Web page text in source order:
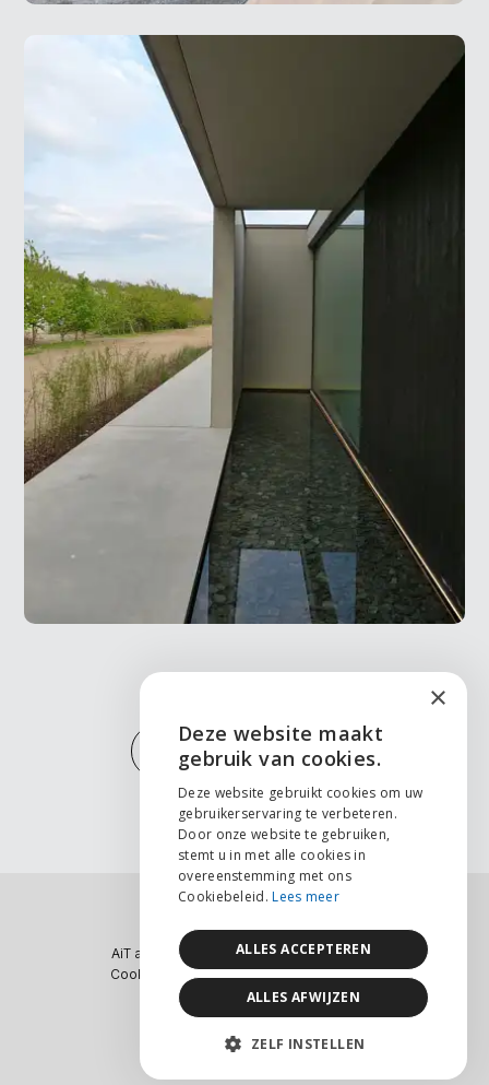
MEER PROJECTEN
AiT architecten 2025 © I BE0835.709.339
Cookies & privacyIOrde van Architecten
Website by
core-graphics.be
ENGLISH
FRANÇAIS
×
Deze website maakt
gebruik van cookies.
Deze website gebruikt cookies om uw
gebruikerservaring te verbeteren.
Door onze website te gebruiken,
stemt u in met alle cookies in
overeenstemming met ons
Cookiebeleid. Lees meer
ALLES ACCEPTEREN
ALLES AFWIJZEN
ZELF INSTELLEN